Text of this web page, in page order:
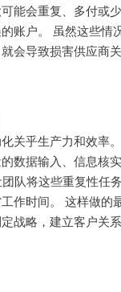
能会重复、多付或
账户。 虽然这些情
会导致损害供应商关
关乎生产力和效率
数据输入、信息核
团队将这些重复性任
作时间。 这样做的
战略，建立客户关